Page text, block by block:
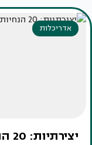
אדריכלות
יצירתיות: 20 הנחיות מעשיות לאדריכלים